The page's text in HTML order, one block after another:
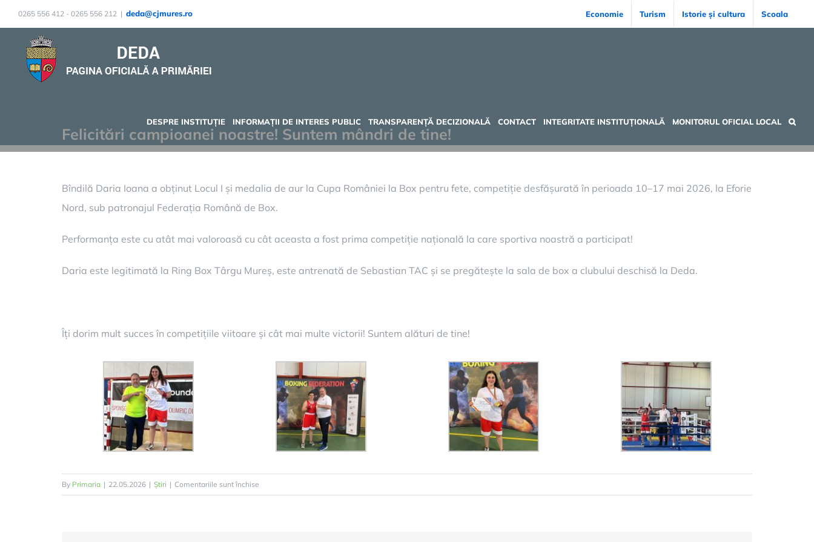
to
content
0265 556 412 - 0265 556 212 | deda@cjmures.ro Economie Turism Istorie și cultura Scoala
DESPRE INSTITUȚIE INFORMAȚII DE INTERES PUBLIC TRANSPARENȚĂ DECIZIONALĂ CONTACT INTEGRITATE INSTITUȚIONALĂ MONITORUL OFICIAL LOCAL
Felicitări campioanei noastre! Suntem mândri de tine!
Bîndilă Daria Ioana a obținut Locul I și medalia de aur la Cupa României la Box pentru fete, competiție desfășurată în perioada 10–17 mai 2026, la Eforie
Nord, sub patronajul Federația Română de Box.
Performanța este cu atât mai valoroasă cu cât aceasta a fost prima competiție națională la care sportiva noastră a participat!
Daria este legitimată la Ring Box Târgu Mureș, este antrenată de Sebastian TAC și se pregătește la sala de box a clubului deschisă la Deda.
Îți dorim mult succes în competițiile viitoare și cât mai multe victorii! Suntem alături de tine!
By Primaria | 22.05.2026 | Știri | Comentariile sunt închise
Felicitări